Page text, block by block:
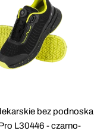
opcje
bez podnoska
L30446 - czarno-